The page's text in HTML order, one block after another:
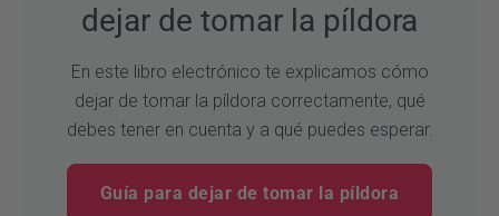
dejar de tomar la píldora
En este libro electrónico te explicamos cómo
dejar de tomar la píldora correctamente, qué
debes tener en cuenta y a qué puedes esperar.
Guía para dejar de tomar la píldora